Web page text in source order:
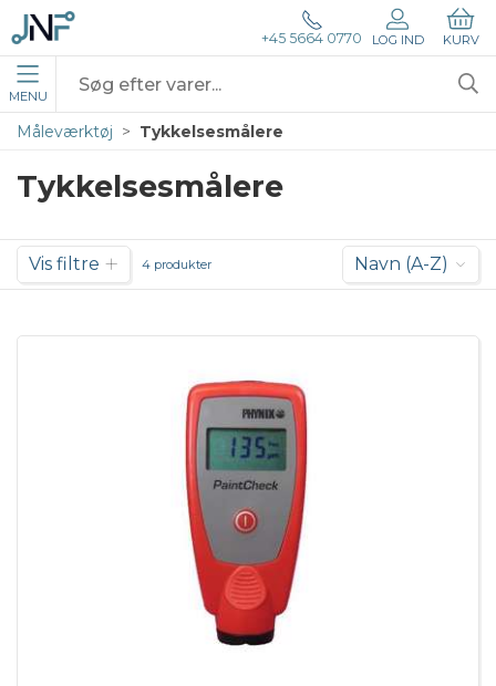
+45 5664 0770 LOG IND KURV
MENU
Måleværktøj Tykkelsesmålere
Tykkelsesmålere
Vis filtre 4 produkter Navn (A-Z)